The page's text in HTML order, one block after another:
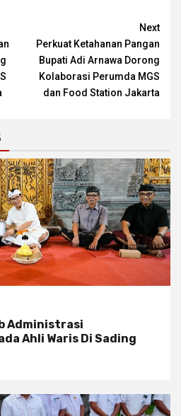
Next
Perkuat Ketahanan Pangan
Bupati Adi Arnawa Dorong
Kolaborasi Perumda MGS
dan Food Station Jakarta
Administrasi
Ahli Waris Di Sading